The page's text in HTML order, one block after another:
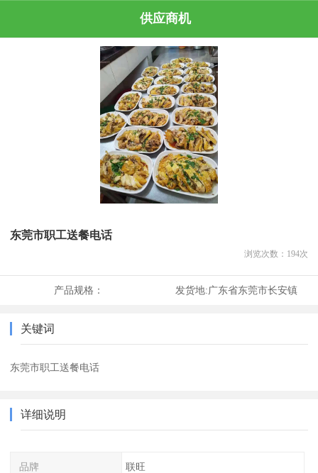
供应商机
东莞市职工送餐电话
浏览次数： 194次
产品规格： 发货地:广东省东莞市长安镇
关键词
东莞市职工送餐电话
详细说明
品牌 联旺